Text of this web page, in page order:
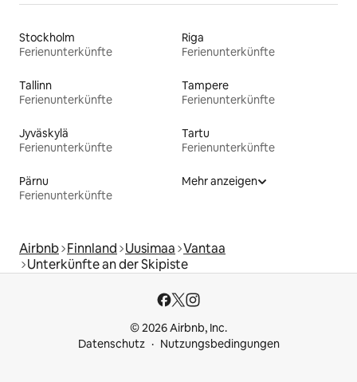
Stockholm
Ferienunterkünfte
Riga
Ferienunterkünfte
Tallinn
Ferienunterkünfte
Tampere
Ferienunterkünfte
Jyväskylä
Ferienunterkünfte
Tartu
Ferienunterkünfte
Pärnu
Ferienunterkünfte
Mehr anzeigen
Airbnb Finnland Uusimaa Vantaa
Unterkünfte an der Skipiste
© 2026 Airbnb, Inc.
Datenschutz
Nutzungsbedingungen